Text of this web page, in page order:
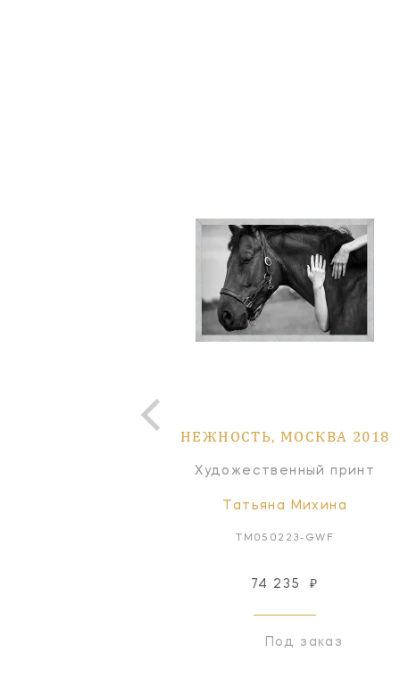
НЕЖНОСТЬ, МОСКВА 2018
Художественный принт
Татьяна Михина
TM050223-GWF
74 235 ₽
Под заказ